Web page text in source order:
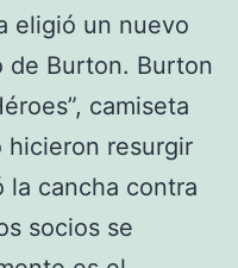
eligió un nuevo
de Burton. Burton
camiseta
hicieron resurgir
la cancha contra
socios se